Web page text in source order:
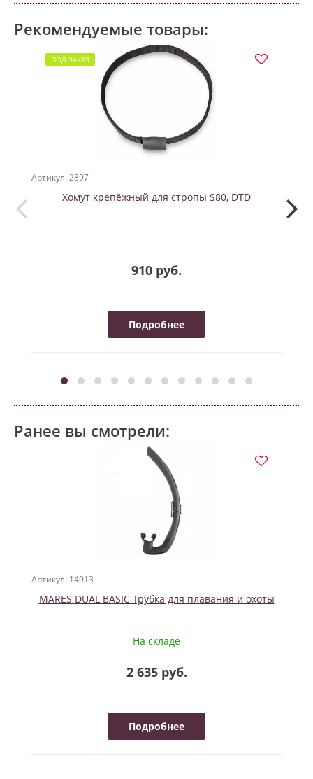
Рекомендуемые товары:
ПОД ЗАКАЗ
Артикул: 2897
Хомут крепёжный для стропы S80, DTD
910 руб.
Подробнее
Ранее вы смотрели:
Артикул: 14913
MARES DUAL BASIC Трубка для плавания и охоты
На складе
2 635 руб.
Подробнее